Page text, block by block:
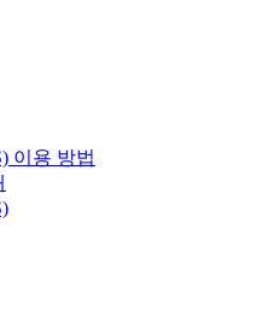
이용 방법